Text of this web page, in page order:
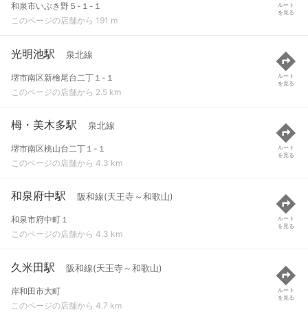
和泉市いぶき野５-１-１
このページの店舗から 191 m
ルート
を見る
光明池駅 泉北線
堺市南区新檜尾台二丁１-１
このページの店舗から 2.5 km
ルート
を見る
栂・美木多駅 泉北線
堺市南区桃山台二丁１-１
このページの店舗から 4.3 km
ルート
を見る
和泉府中駅 阪和線(天王寺～和歌山)
和泉市府中町１
このページの店舗から 4.3 km
ルート
を見る
久米田駅 阪和線(天王寺～和歌山)
岸和田市大町
このページの店舗から 4.7 km
ルート
を見る